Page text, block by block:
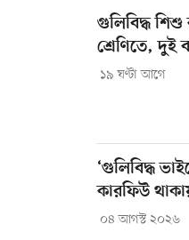
গুলিবিদ্ধ
শ্রেণিতে, দুই
১৯ ঘণ্টা আগে
‘গুলিবিদ্ধ
কারফিউ
০৪ আগস্ট ২০২৬